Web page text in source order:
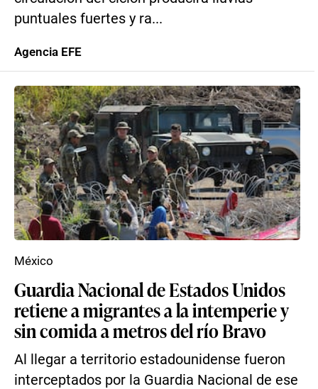
puntuales fuertes y ra...
Agencia EFE
Guardia Nacional de Estados Unidos
retiene a migrantes a la intemperie y
sin comida a metros del río Bravo
Al llegar a territorio estadounidense fueron
interceptados por la Guardia Nacional de ese
México